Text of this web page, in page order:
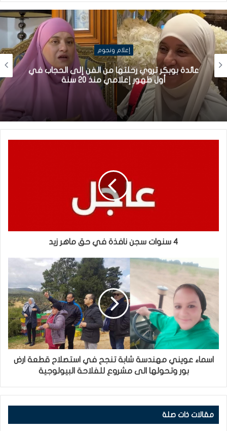
إعلام ونجوم
عائدة بوبكر تروي رحلتها من الفن إلى الحجاب في
أول ظهور إعلامي منذ 20 سنة
4 سنوات سجن نافذة في حق ماهر زيد
اسماء عويني مهندسة شابة تنجح في استصلاح قطعة ارض
بور وتحولها الى مشروع للفلاحة البيولوجية
مقالات ذات صلة